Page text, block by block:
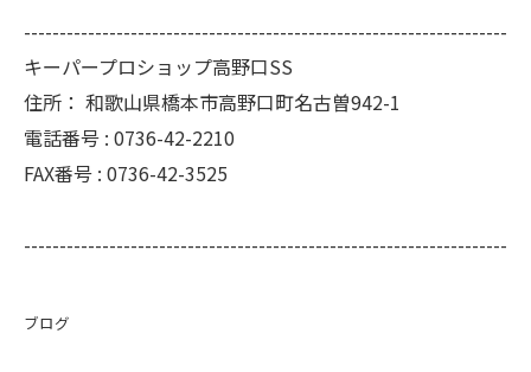
--------------------------------------------------------------------
キーパープロショップ高野口SS
住所： 和歌山県橋本市高野口町名古曽942-1
電話番号 : 0736-42-2210
FAX番号 : 0736-42-3525
--------------------------------------------------------------------
ブログ